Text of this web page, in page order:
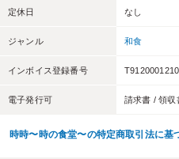
定休日 なし
ジャンル 和食
インボイス登録番号
電子発行可 請求書 / 領収
時時〜時の食堂〜の特定商取引法に基